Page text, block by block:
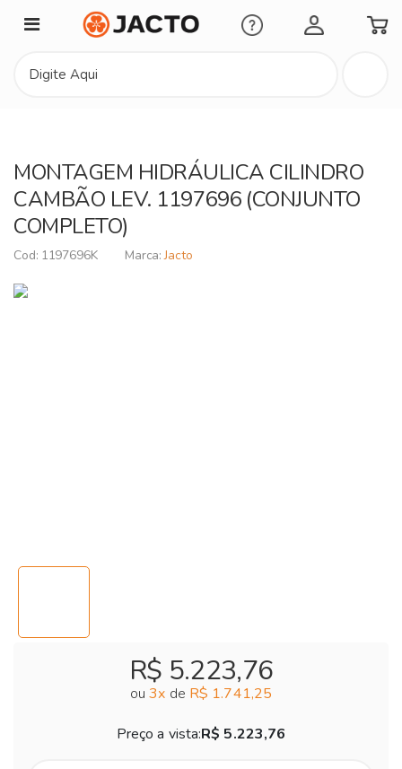
Minha Conta
MONTAGEM HIDRÁULICA CILINDRO
CAMBÃO LEV. 1197696 (CONJUNTO
COMPLETO)
1197696K Jacto
R$ 5.223,76
ou3x de R$ 1.741,25
Preço a vista:R$ 5.223,76